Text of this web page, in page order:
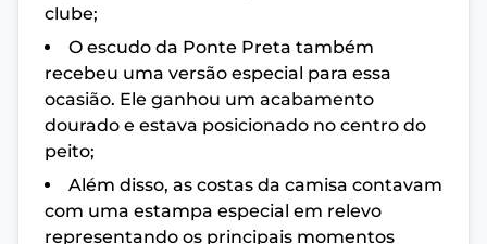
clube;
O escudo da Ponte Preta também
recebeu uma versão especial para essa
ocasião. Ele ganhou um acabamento
dourado e estava posicionado no centro do
peito;
Além disso, as costas da camisa contavam
com uma estampa especial em relevo
representando os principais momentos